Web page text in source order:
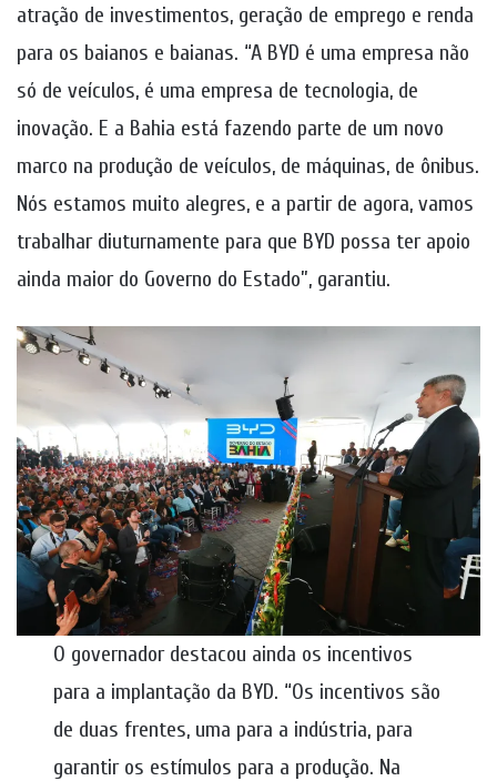
atração de investimentos, geração de emprego e renda
para os baianos e baianas. “A BYD é uma empresa não
só de veículos, é uma empresa de tecnologia, de
inovação. E a Bahia está fazendo parte de um novo
marco na produção de veículos, de máquinas, de ônibus.
Nós estamos muito alegres, e a partir de agora, vamos
trabalhar diuturnamente para que BYD possa ter apoio
ainda maior do Governo do Estado”, garantiu.
O governador destacou ainda os incentivos
para a implantação da BYD. “Os incentivos são
de duas frentes, uma para a indústria, para
garantir os estímulos para a produção. Na